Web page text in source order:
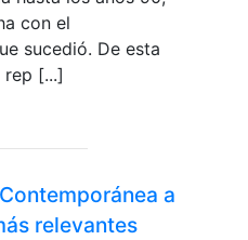
con el
sucedió. De esta
rep [...]
a
relevantes